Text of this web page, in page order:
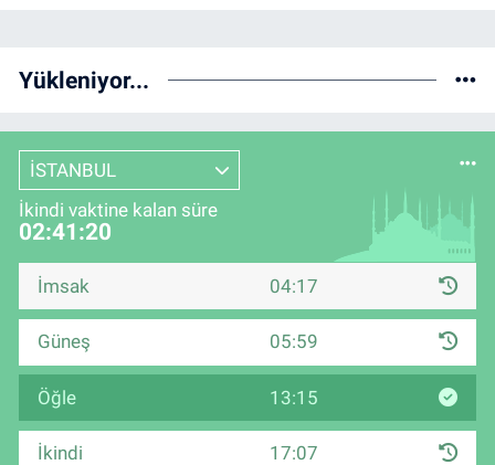
Yükleniyor...
İSTANBUL
İkindi vaktine kalan süre
02:41:20
İmsak 04:17
Güneş 05:59
Öğle 13:15
İkindi 17:07